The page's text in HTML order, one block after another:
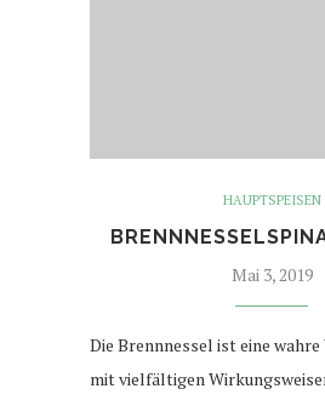
HAUPTSPEISEN
Mai 3, 2019
Die Brennnessel ist eine
mit vielfältigen